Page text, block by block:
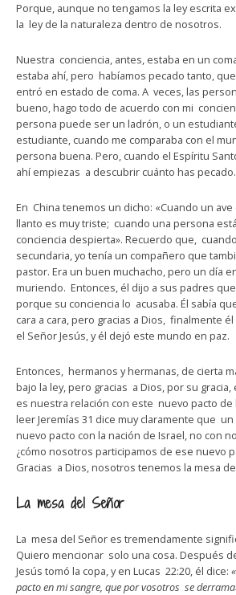
Porque, aunque no tengamos la ley escrita
la ley de la naturaleza dentro de nosotros.
Nuestra conciencia, antes, estaba en un
estaba ahí, pero habíamos pecado tanto,
entró en estado de coma. A veces, las
bueno, hago todo de acuerdo con mi
persona puede ser un ladrón, o un
estudiante, cuando me comparaba con el
persona buena. Pero, cuando el Espíritu
ahí empiezas a descubrir cuánto has pecado.
En China tenemos un dicho: «Cuando un
llanto es muy triste; cuando una persona
conciencia despierta». Recuerdo que,
secundaria, yo tenía un compañero que
pastor. Era un buen muchacho, pero un día
muriendo. Entonces, él dijo a sus padres
porque su conciencia lo acusaba. Él sabía
cara a cara, pero gracias a Dios, finalmente
el Señor Jesús, y él dejó este mundo en paz.
Entonces, hermanos y hermanas, de cierta
bajo la ley, pero gracias a Dios, por su gracia,
es nuestra relación con este nuevo pacto de
leer Jeremías 31 dice muy claramente que
nuevo pacto con la nación de Israel, no con
¿cómo nosotros participamos de ese nuevo
Gracias a Dios, nosotros tenemos la mesa
La mesa del Señor
La mesa del Señor es tremendamente
Quiero mencionar solo una cosa. Después
Jesús tomó la copa, y en Lucas 22:20, él dice:
pacto en mi sangre, que por vosotros se